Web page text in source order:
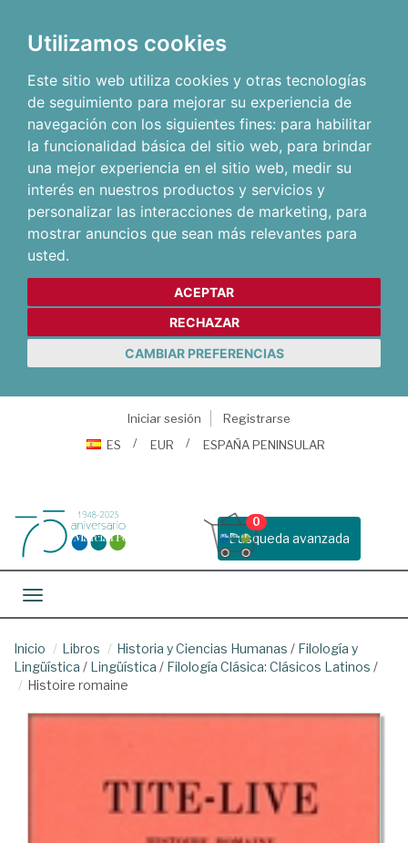
Utilizamos cookies
Este sitio web utiliza cookies y otras tecnologías
de seguimiento para mejorar su experiencia de
navegación con los siguientes fines: para habilitar
la funcionalidad básica del sitio web, para brindar
una mejor experiencia en el sitio web, medir su
interés en nuestros productos y servicios y
personalizar las interacciones de marketing, para
mostrar anuncios que sean más relevantes para
usted.
ACEPTAR
RECHAZAR
CAMBIAR PREFERENCIAS
Iniciar sesión
Registrarse
ES
EUR ESPAÑA PENINSULAR
Busqueda avanzada
0
Toggle navigation
Inicio Libros Historia y Ciencias Humanas / Filología y
Lingüística / Lingüística / Filología Clásica: Clásicos Latinos /
Histoire romaine